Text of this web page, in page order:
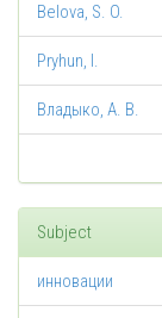
Belova, S. O.
Pryhun, I.
Владыко, А. В.
Subject
инновации